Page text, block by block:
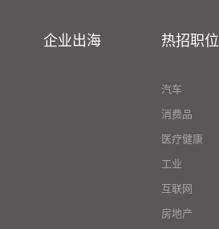
企业出海 热招职位
汽车
消费品
医疗健康
工业
互联网
房地产